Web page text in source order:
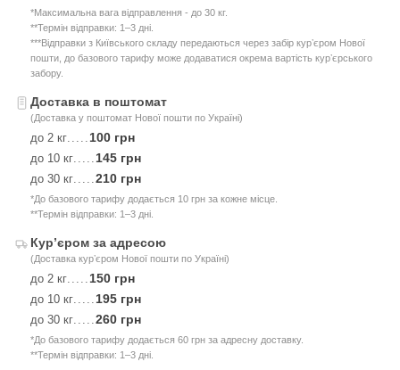
*Максимальна вага відправлення - до 30 кг.
**Термін відправки: 1–3 дні.
***Відправки з Київського складу передаються через забір курʼєром Нової
пошти, до базового тарифу може додаватися окрема вартість курʼєрського
забору.
Доставка в поштомат
(Доставка у поштомат Нової пошти по Україні)
до 2 кг..... 100 грн
до 10 кг..... 145 грн
до 30 кг.....210 грн
*До базового тарифу додається 10 грн за кожне місце.
**Термін відправки: 1–3 дні.
Курʼєром за адресою
(Доставка курʼєром Нової пошти по Україні)
до 2 кг..... 150 грн
до 10 кг..... 195 грн
до 30 кг.....260 грн
*До базового тарифу додається 60 грн за адресну доставку.
**Термін відправки: 1–3 дні.